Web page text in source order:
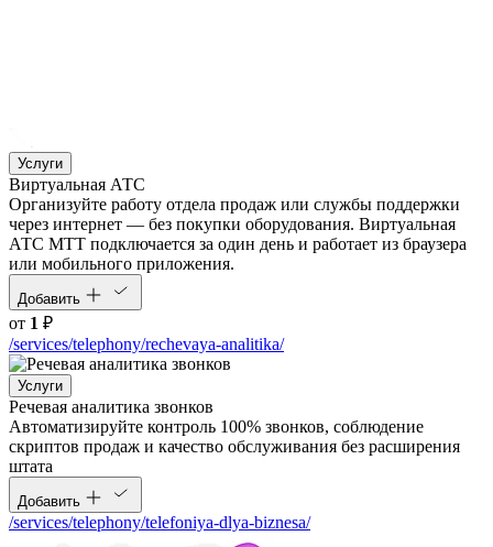
Услуги
Виртуальная АТС
Организуйте работу отдела продаж или службы поддержки
через интернет — без покупки оборудования. Виртуальная
АТС МТТ подключается за один день и работает из браузера
или мобильного приложения.
Добавить
от 1 ₽
/services/telephony/rechevaya-analitika/
Услуги
Речевая аналитика звонков
Автоматизируйте контроль 100% звонков, соблюдение
скриптов продаж и качество обслуживания без расширения
штата
Добавить
/services/telephony/telefoniya-dlya-biznesa/